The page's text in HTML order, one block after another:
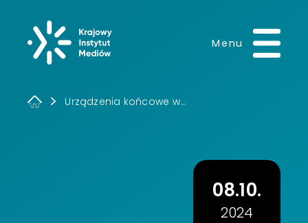
Krajowy Instytut
Menu
Urządzenia końcowe w...
08.10.
2024